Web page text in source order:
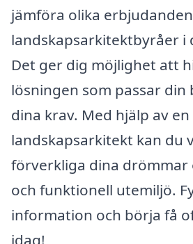
jämföra olika
landskapsarkitektbyråer i
Det ger dig möjlighet att
lösningen som passar din
dina krav. Med hjälp av
landskapsarkitekt kan du
förverkliga dina drömmar
och funktionell utemiljö.
information och börja få
idag!